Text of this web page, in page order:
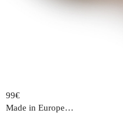
99€
Made in Europe…